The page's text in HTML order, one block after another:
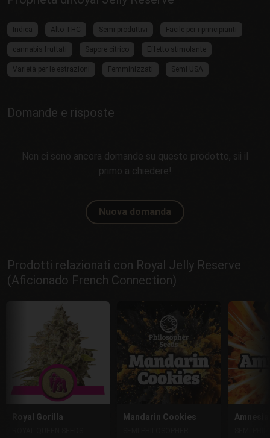
Indica Alto THC Semi produttivi Facile per i principianti
cannabis fruttati Sapore citrico Effetto stimolante
Varietà per le estrazioni Femminizzati Semi USA
Domande e risposte
Non ci sono ancora domande su questo prodotto, sii il
primo a chiedere!
Nuova domanda
Prodotti relazionati con Royal Jelly Reserve
(Aficionado French Connection)
Royal Gorilla Mandarin Cookies